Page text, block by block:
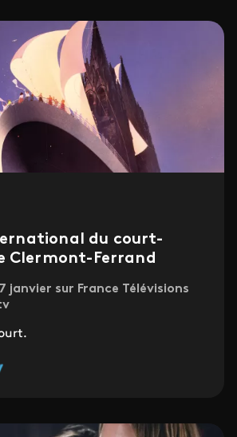
du court-
Clermont-Ferrand
janvier sur France Télévisions